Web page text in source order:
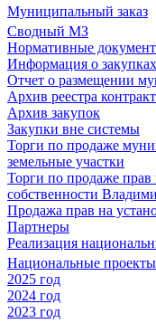
Муниципальный заказ
Сводный МЗ
Нормативные
Информация о
Отчет о размещении
Архив реестра
Архив закупок
Закупки вне системы
Торги по продаже
земельные участки
Торги по продаже прав
собственности
Продажа прав на
Партнеры
Реализация
Национальные
2025 год
2024 год
2023 год